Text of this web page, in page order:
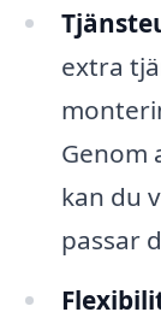
extra
Genom
kan du
passar